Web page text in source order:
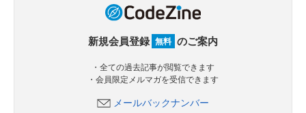
新規会員登録 無料 のご案内
・全ての過去記事が閲覧できます
・会員限定メルマガを受信できます
メールバックナンバー